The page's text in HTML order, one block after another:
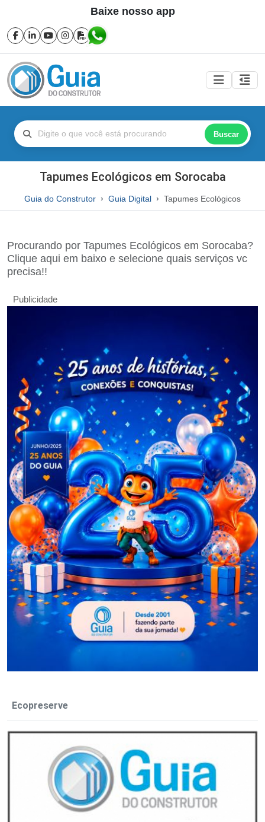
Baixe nosso app
Buscar
Tapumes Ecológicos em Sorocaba
Guia do Construtor Guia Digital Tapumes Ecológicos
Procurando por Tapumes Ecológicos em Sorocaba?
Clique aqui em baixo e selecione quais serviços vc
precisa!!
Publicidade
Ecopreserve